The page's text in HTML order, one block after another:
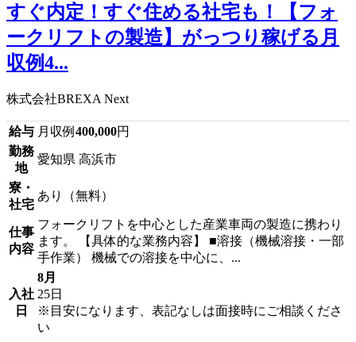
すぐ内定！すぐ住める社宅も！【フォ
ークリフトの製造】がっつり稼げる月
収例4...
株式会社BREXA Next
給与 月収例 400,000円
勤務
地
愛知県 高浜市
寮・
社宅
あり（無料）
仕事
内容
フォークリフトを中心とした産業車両の製造に携わり
ます。 【具体的な業務内容】 ■溶接（機械溶接・一部
手作業） 機械での溶接を中心に、...
入社
日
8月
25日
※目安になります、表記なしは面接時にご相談くださ
い